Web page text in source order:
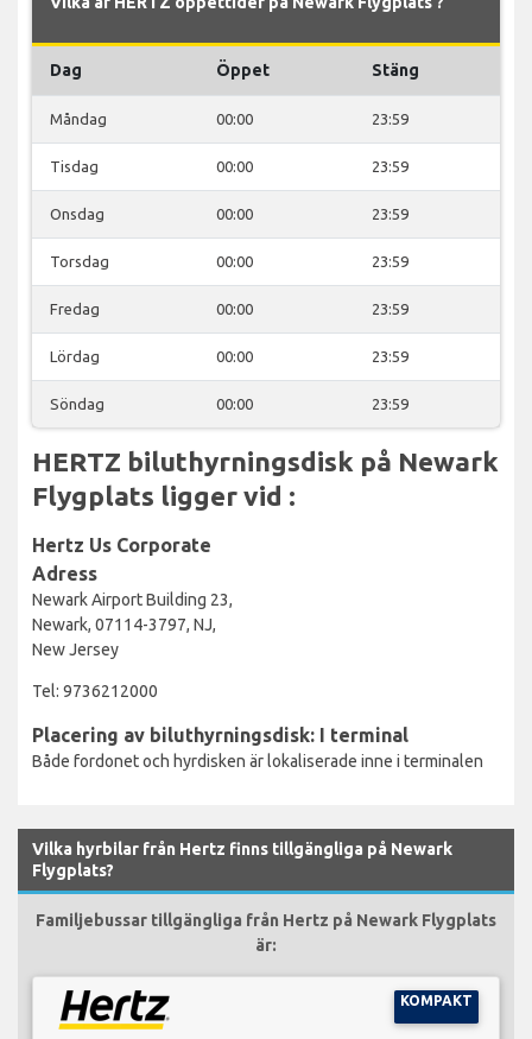
Dag Öppet Stäng
Måndag 00:00 23:59
Tisdag 00:00 23:59
Onsdag 00:00 23:59
Torsdag 00:00 23:59
Fredag 00:00 23:59
Lördag 00:00 23:59
Söndag 00:00 23:59
HERTZ biluthyrningsdisk på Newark
Flygplats ligger vid :
Hertz Us Corporate
Adress
Newark Airport Building 23,
Newark, 07114-3797, NJ,
New Jersey
Tel: 9736212000
Placering av biluthyrningsdisk: I terminal
Både fordonet och hyrdisken är lokaliserade inne i terminalen
Vilka hyrbilar från Hertz finns tillgängliga på Newark
Flygplats?
Familjebussar tillgängliga från Hertz på Newark Flygplats
är:
KOMPAKT